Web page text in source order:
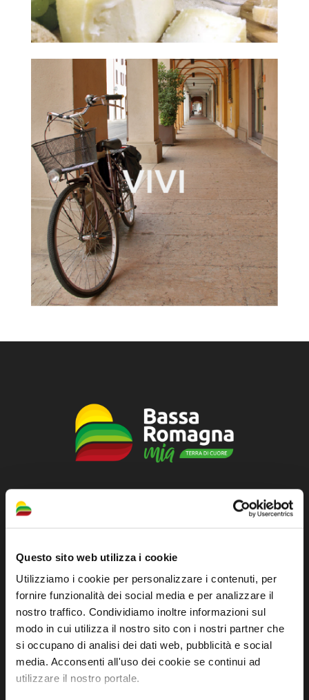
Questo sito web utilizza i cookie
Utilizziamo i cookie per personalizzare i contenuti, per
fornire funzionalità dei social media e per analizzare il
nostro traffico. Condividiamo inoltre informazioni sul
modo in cui utilizza il nostro sito con i nostri partner che
si occupano di analisi dei dati web, pubblicità e social
media. Acconsenti all'uso dei cookie se continui ad
utilizzare il nostro portale.
Sito ufficiale di informazione turistica
dell'Unione dei Comuni della Bassa Romagna
Tel. +39 0545 280898
turismo@unione.labassaromagna.it
P.IVA e Cod. Fiscale 02291370399
P.E.C. pg.unione.labassaromagna.it@legalmail.it